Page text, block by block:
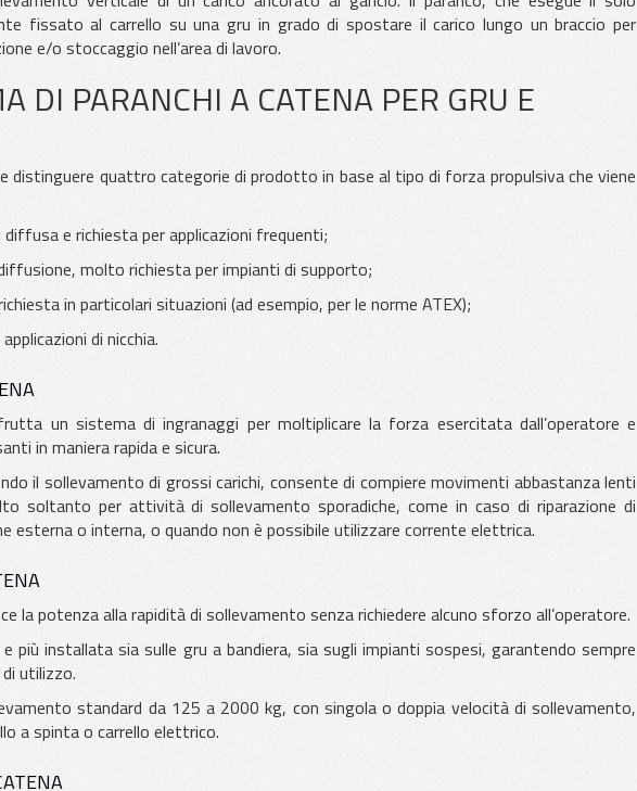
fissato al carrello su una gru in grado di spostare il carico lungo un braccio per
e/o stoccaggio nell’area di lavoro.
DI PARANCHI A CATENA PER GRU E
distinguere quattro categorie di prodotto in base al tipo di forza propulsiva che viene
e richiesta per applicazioni frequenti;
molto richiesta per impianti di supporto;
in particolari situazioni (ad esempio, per le norme ATEX);
di nicchia.
un sistema di ingranaggi per moltiplicare la forza esercitata dall’operatore e
in maniera rapida e sicura.
il sollevamento di grossi carichi, consente di compiere movimenti abbastanza lenti
soltanto per attività di sollevamento sporadiche, come in caso di riparazione di
esterna o interna, o quando non è possibile utilizzare corrente elettrica.
la potenza alla rapidità di sollevamento senza richiedere alcuno sforzo all’operatore.
più installata sia sulle gru a bandiera, sia sugli impianti sospesi, garantendo sempre
utilizzo.
standard da 125 a 2000 kg, con singola o doppia velocità di sollevamento,
a spinta o carrello elettrico.